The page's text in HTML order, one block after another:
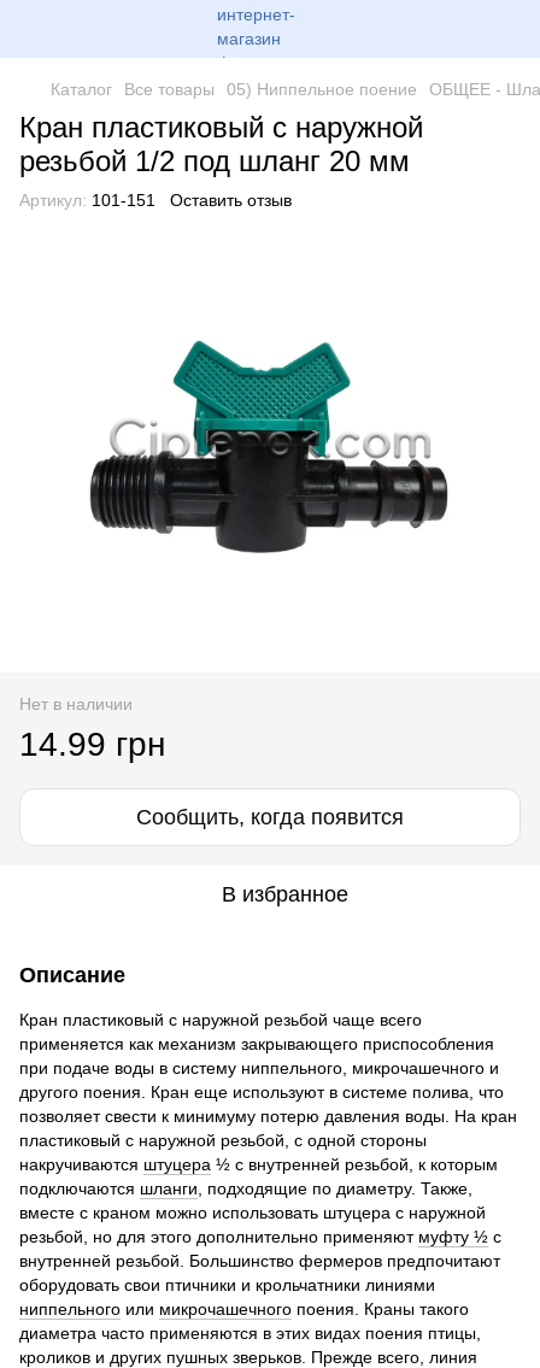
Каталог Все товары 05) Ниппельное поение ОБЩЕЕ -
Кран пластиковый с наружной
резьбой 1/2 под шланг 20 мм
Артикул: 101-151 Оставить отзыв
Нет в наличии
14.99 грн
Сообщить, когда появится
В избранное
Описание
Кран пластиковый с наружной резьбой чаще всего
применяется как механизм закрывающего приспособления
при подаче воды в систему ниппельного, микрочашечного и
другого поения. Кран еще используют в системе полива, что
позволяет свести к минимуму потерю давления воды. На кран
пластиковый с наружной резьбой, с одной стороны
накручиваются штуцера ½ с внутренней резьбой, к которым
подключаются шланги , подходящие по диаметру. Также,
вместе с краном можно использовать штуцера с наружной
резьбой, но для этого дополнительно применяют муфту ½ с
внутренней резьбой. Большинство фермеров предпочитают
оборудовать свои птичники и крольчатники линиями
ниппельного или микрочашечного поения. Краны такого
диаметра часто применяются в этих видах поения птицы,
кроликов и других пушных зверьков. Прежде всего, линия